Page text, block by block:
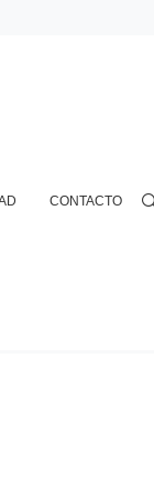
CONTACTO